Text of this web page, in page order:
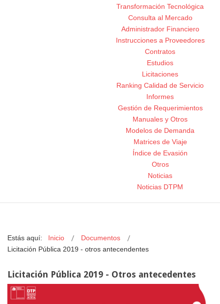
Transformación Tecnológica
Consulta al Mercado
Administrador Financiero
Instrucciones a Proveedores
Contratos
Estudios
Licitaciones
Ranking Calidad de Servicio
Informes
Gestión de Requerimientos
Manuales y Otros
Modelos de Demanda
Matrices de Viaje
Índice de Evasión
Otros
Noticias
Noticias DTPM
Estás aquí: Inicio
Documentos
Licitación Pública 2019 - otros antecendentes
Licitación Pública 2019 - Otros antecedentes